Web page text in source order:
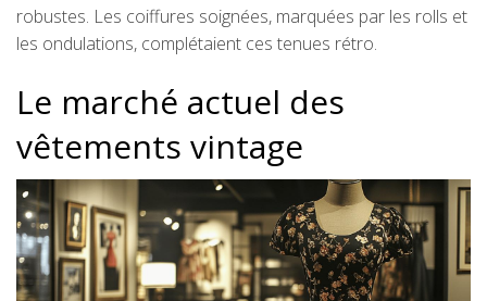
robustes. Les coiffures soignées, marquées par les rolls et
les ondulations, complétaient ces tenues rétro.
Le marché actuel des
vêtements vintage